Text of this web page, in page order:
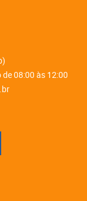
08:00 às 12:00